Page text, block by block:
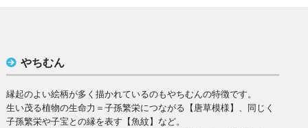
やちむん
縁起のよい絵柄が多く描かれているのもやちむんの特徴です。
生い茂る植物の生命力＝子孫繁栄につながる【唐草模様】、同じく
子孫繁栄や子宝との縁を表す【魚紋】など。